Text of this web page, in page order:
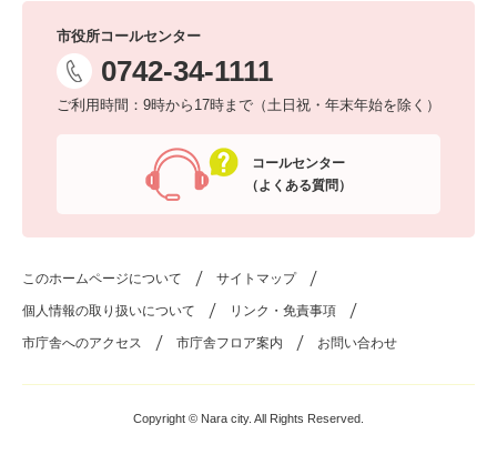
市役所コールセンター
0742-34-1111
ご利用時間：9時から17時まで（土日祝・年末年始を除く）
コールセンター
（よくある質問）
このホームページについて サイトマップ
個人情報の取り扱いについて リンク・免責事項
市庁舎へのアクセス 市庁舎フロア案内 お問い合わせ
Copyright © Nara city. All Rights Reserved.